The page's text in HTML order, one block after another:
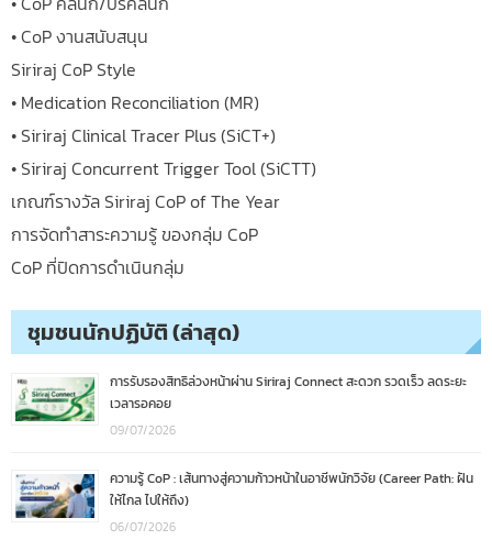
• CoP งานสนับสนุน
Siriraj CoP Style
• Medication Reconciliation (MR)
• Siriraj Clinical Tracer Plus (SiCT+)
• Siriraj Concurrent Trigger Tool (SiCTT)
เกณฑ์รางวัล Siriraj CoP of The Year
การจัดทำสาระความรู้ ของกลุ่ม CoP
CoP ที่ปิดการดำเนินกลุ่ม
ชุมชนนักปฏิบัติ (ล่าสุด)
การรับรองสิทธิล่วงหน้าผ่าน Siriraj Connect สะดวก รวดเร็ว ลดระยะ
เวลารอคอย
09/07/2026
ความรู้ CoP : เส้นทางสู่ความก้าวหน้าในอาชีพนักวิจัย (Career Path: ฝัน
ให้ไกล ไปให้ถึง)
06/07/2026